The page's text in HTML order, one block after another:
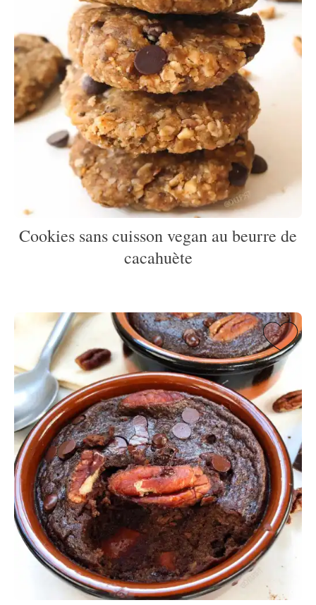
Cookies sans cuisson vegan au beurre de
cacahuète